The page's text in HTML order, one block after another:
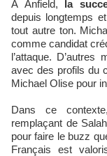
À Anfield, la
depuis longtemps
tout autre ton.
comme candidat
l’attaque. D’autres
avec des profils du
Michael Olise pour
Dans ce
remplaçant de
pour faire le buzz
Français est